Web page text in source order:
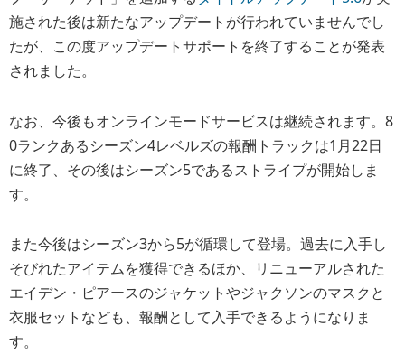
施された後は新たなアップデートが行われていませんでし
たが、この度アップデートサポートを終了することが発表
されました。
なお、今後もオンラインモードサービスは継続されます。8
0ランクあるシーズン4レベルズの報酬トラックは1月22日
に終了、その後はシーズン5であるストライプが開始しま
す。
また今後はシーズン3から5が循環して登場。過去に入手し
そびれたアイテムを獲得できるほか、リニューアルされた
エイデン・ピアースのジャケットやジャクソンのマスクと
衣服セットなども、報酬として入手できるようになりま
す。